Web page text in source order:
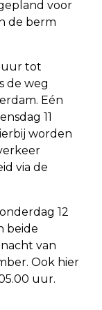
voor
de berm
uur tot
de weg
Eén
11
worden
via de
12
beide
van
Ook hier
uur.